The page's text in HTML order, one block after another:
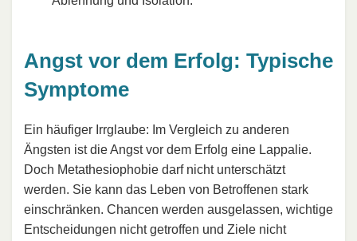
Angst vor dem Erfolg: Typische
Symptome
Ein häufiger Irrglaube: Im Vergleich zu anderen
Ängsten ist die Angst vor dem Erfolg eine Lappalie.
Doch Metathesiophobie darf nicht unterschätzt
werden. Sie kann das Leben von Betroffenen stark
einschränken. Chancen werden ausgelassen, wichtige
Entscheidungen nicht getroffen und Ziele nicht